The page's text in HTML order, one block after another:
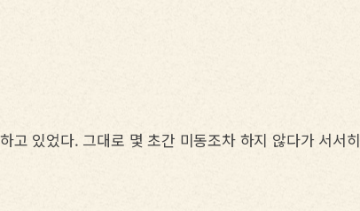
고 있었다. 그대로 몇 초간 미동조차 하지 않다가 서서히